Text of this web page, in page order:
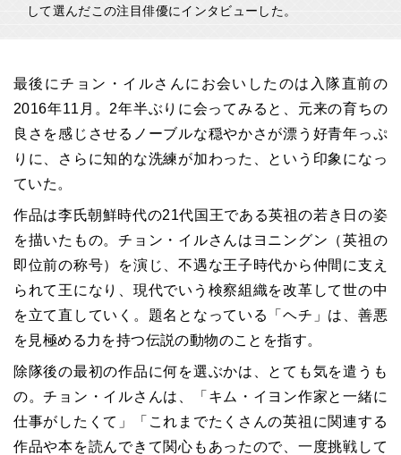
して選んだこの注目俳優にインタビューした。
最後にチョン・イルさんにお会いしたのは入隊直前の
2016年11月。2年半ぶりに会ってみると、元来の育ちの
良さを感じさせるノーブルな穏やかさが漂う好青年っぷ
りに、さらに知的な洗練が加わった、という印象になっ
ていた。
作品は李氏朝鮮時代の21代国王である英祖の若き日の姿
を描いたもの。チョン・イルさんはヨニングン（英祖の
即位前の称号）を演じ、不遇な王子時代から仲間に支え
られて王になり、現代でいう検察組織を改革して世の中
を立て直していく。題名となっている「ヘチ」は、善悪
を見極める力を持つ伝説の動物のことを指す。
除隊後の最初の作品に何を選ぶかは、とても気を遣うも
の。チョン・イルさんは、「キム・イヨン作家と一緒に
仕事がしたくて」「これまでたくさんの英祖に関連する
作品や本を読んできて関心もあったので、一度挑戦して